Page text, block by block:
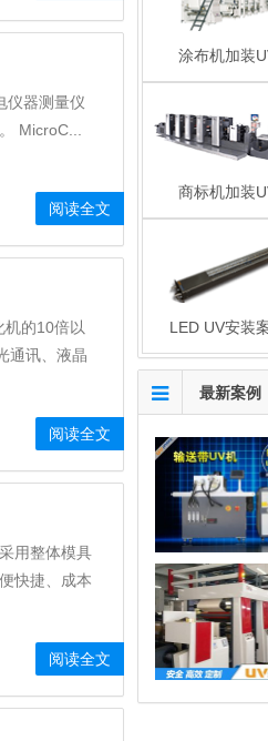
仪器测量仪
MicroC...
阅读全文
的10倍以
通讯、液晶
阅读全文
用整体模具
快捷、成本
阅读全文
涂布机加装
商标机加装
LED UV安装
最新案例